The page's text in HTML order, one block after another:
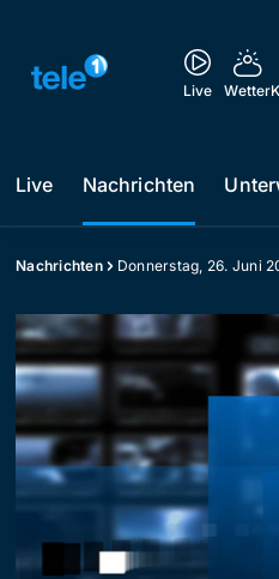
Live Wetter
Live Nachrichten
Nachrichten Donnerstag, 26. Juni